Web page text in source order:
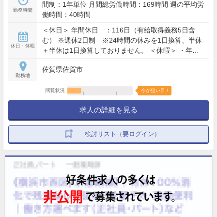
勤務時間
間制：1年単位 月間総労働時間：169時間 週の平均労
働時間：40時間
休日・休暇
＜休日＞ 年間休日 ：116日（有給取得義務5日含
む） ※週休2日制 ※24時間の休みを1日換算、半休
＋半休は1日換算しておりません。 ＜休暇＞ ・年次
誕生日月の中で1日・産前休暇：6週間 ※多胎妊娠
暇とは別に、1人の場合：5日/年、2人以上の場合：
最大10日/年（当社規定による）・特別休暇①：本人
の結婚5日 特別休暇②：忌引き最大7日 特別休暇
③：配偶者が出産するとき2日 特別休暇④：家屋の
消失、倒壊等の災害 7日以内
勤務地
佐賀県佐賀市
閲覧状況 今が狙い目！
求人の詳細を見る
検討リスト（要ログイン）